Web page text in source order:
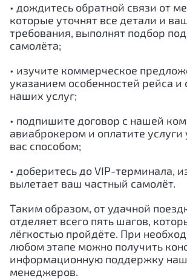
• дождитесь обратной связи от
которые уточнят все детали и
требования, выполнят подбор
самолёта;
• изучите коммерческое
указанием особенностей рейса и
наших услуг;
• подпишите договор с нашей
авиаброкером и оплатите
вас способом;
• доберитесь до VIP-терминала,
вылетает ваш частный самолёт.
Таким образом, от удачной
отделяет всего пять шагов,
лёгкостью пройдёте. При
любом этапе можно получить
информационную поддержку
менеджеров.